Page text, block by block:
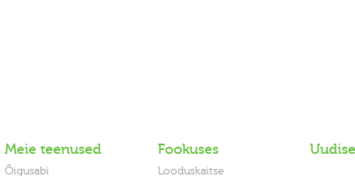
Meie teenused
Õigusabi
Fookuses
Looduskaitse